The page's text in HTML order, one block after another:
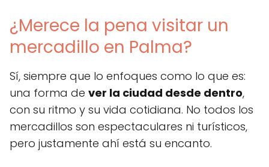
¿Merece la pena visitar un
mercadillo en Palma?
Sí, siempre que lo enfoques como lo que es:
una forma de ver la ciudad desde dentro,
con su ritmo y su vida cotidiana. No todos los
mercadillos son espectaculares ni turísticos,
pero justamente ahí está su encanto.